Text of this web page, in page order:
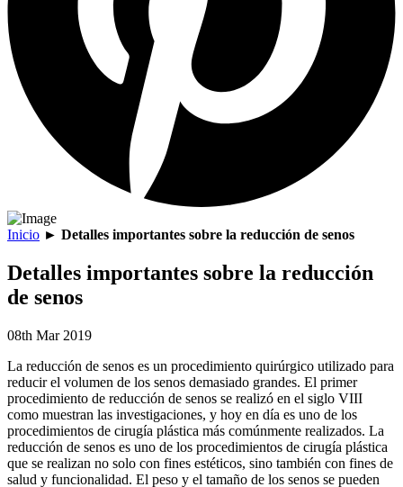
Inicio ► Detalles importantes sobre la reducción de senos
Detalles importantes sobre la reducción
de senos
08th Mar 2019
La reducción de senos es un procedimiento quirúrgico utilizado para
reducir el volumen de los senos demasiado grandes. El primer
procedimiento de reducción de senos se realizó en el siglo VIII
como muestran las investigaciones, y hoy en día es uno de los
procedimientos de cirugía plástica más comúnmente realizados. La
reducción de senos es uno de los procedimientos de cirugía plástica
que se realizan no solo con fines estéticos, sino también con fines de
salud y funcionalidad. El peso y el tamaño de los senos se pueden